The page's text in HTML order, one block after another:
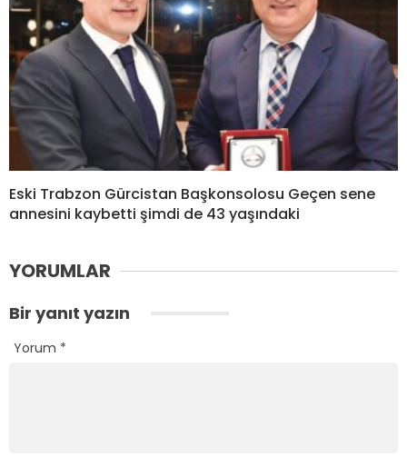
Eski Trabzon Gürcistan Başkonsolosu Geçen sene
annesini kaybetti şimdi de 43 yaşındaki
YORUMLAR
Bir yanıt yazın
Yorum *